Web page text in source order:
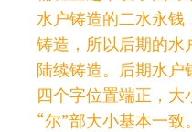
水户铸造的二水永钱
铸造，所以后期的水
陆续铸造。后期水户
四个字位置端正，大
“尔”部大小基本一